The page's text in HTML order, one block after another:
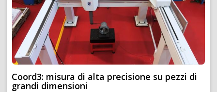
Coord3: misura di alta precisione su pezzi di
grandi dimensioni